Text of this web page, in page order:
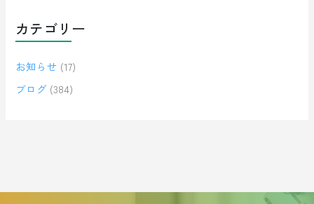
カテゴリー
お知らせ (17)
ブログ (384)